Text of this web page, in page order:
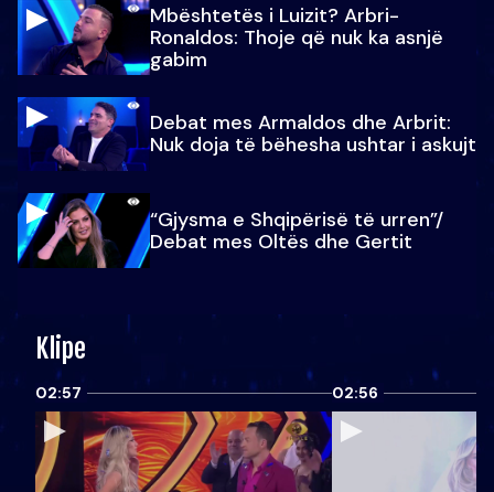
Mbështetës i Luizit? Arbri-
Ronaldos: Thoje që nuk ka asnjë
gabim
Debat mes Armaldos dhe Arbrit:
Nuk doja të bëhesha ushtar i askujt
“Gjysma e Shqipërisë të urren”/
Debat mes Oltës dhe Gertit
Klipe
02:57 02:56